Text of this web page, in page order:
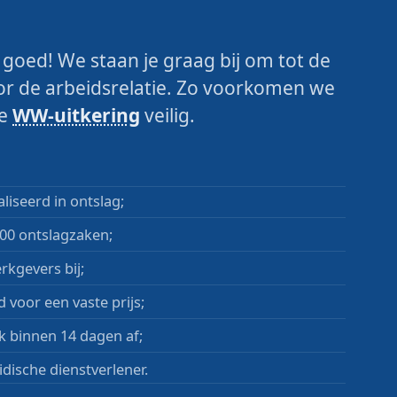
We staan je graag bij om tot de
de arbeidsrelatie. Zo voorkomen we
WW-uitkering veilig.
in ontslag;
ontslagzaken;
bij;
voor een vaste prijs;
binnen 14 dagen af;
dienstverlener.